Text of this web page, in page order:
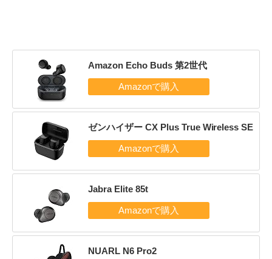
Amazon Echo Buds 第2世代
ゼンハイザー CX Plus True Wireless SE
Jabra Elite 85t
NUARL N6 Pro2